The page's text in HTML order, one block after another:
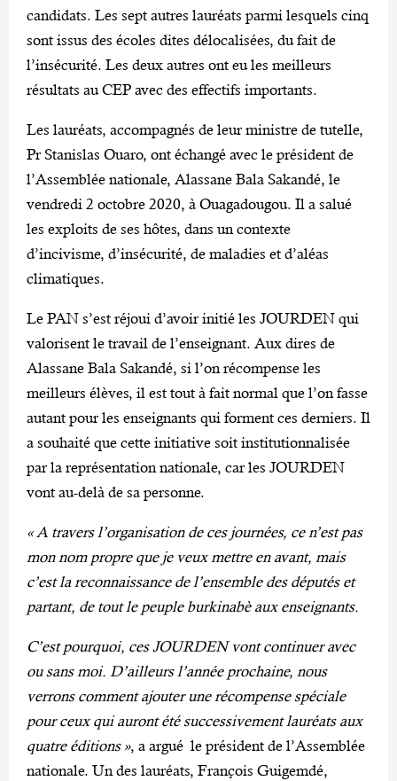
candidats. Les sept autres lauréats parmi lesquels cinq
sont issus des écoles dites délocalisées, du fait de
l’insécurité. Les deux autres ont eu les meilleurs
résultats au CEP avec des effectifs importants.
Les lauréats, accompagnés de leur ministre de tutelle,
Pr Stanislas Ouaro, ont échangé avec le président de
l’Assemblée nationale, Alassane Bala Sakandé, le
vendredi 2 octobre 2020, à Ouagadougou. Il a salué
les exploits de ses hôtes, dans un contexte
d’incivisme, d’insécurité, de maladies et d’aléas
climatiques.
Le PAN s’est réjoui d’avoir initié les JOURDEN qui
valorisent le travail de l’enseignant. Aux dires de
Alassane Bala Sakandé, si l’on récompense les
meilleurs élèves, il est tout à fait normal que l’on fasse
autant pour les enseignants qui forment ces derniers. Il
a souhaité que cette initiative soit institutionnalisée
par la représentation nationale, car les JOURDEN
vont au-delà de sa personne.
« A travers l’organisation de ces journées, ce n’est pas
mon nom propre que je veux mettre en avant, mais
c’est la reconnaissance de l’ensemble des députés et
partant, de tout le peuple burkinabè aux enseignants.
C’est pourquoi, ces JOURDEN vont continuer avec
ou sans moi. D’ailleurs l’année prochaine, nous
verrons comment ajouter une récompense spéciale
pour ceux qui auront été successivement lauréats aux
quatre éditions », a argué le président de l’Assemblée
nationale. Un des lauréats, François Guigemdé,